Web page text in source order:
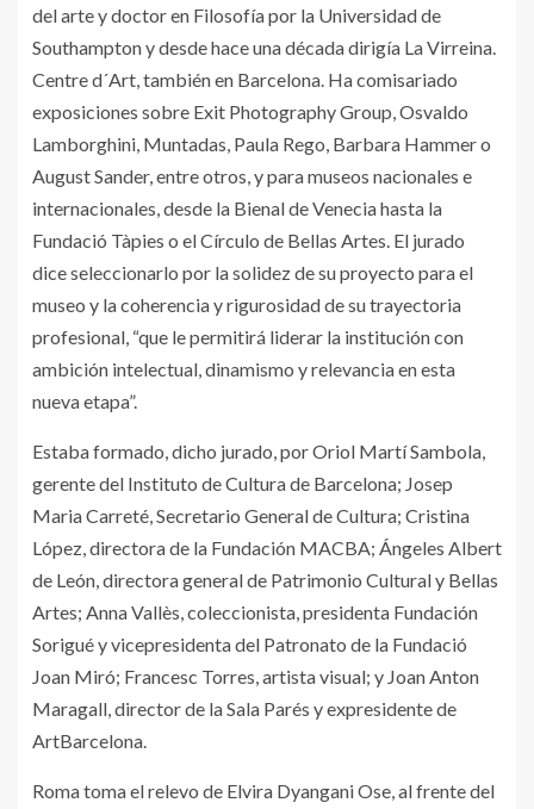
del arte y doctor en Filosofía por la Universidad de
Southampton y desde hace una década dirigía La Virreina.
Centre d´Art, también en Barcelona. Ha comisariado
exposiciones sobre Exit Photography Group, Osvaldo
Lamborghini, Muntadas, Paula Rego, Barbara Hammer o
August Sander, entre otros, y para museos nacionales e
internacionales, desde la Bienal de Venecia hasta la
Fundació Tàpies o el Círculo de Bellas Artes. El jurado
dice seleccionarlo por la solidez de su proyecto para el
museo y la coherencia y rigurosidad de su trayectoria
profesional, “que le permitirá liderar la institución con
ambición intelectual, dinamismo y relevancia en esta
nueva etapa”.
Estaba formado, dicho jurado, por Oriol Martí Sambola,
gerente del Instituto de Cultura de Barcelona; Josep
Maria Carreté, Secretario General de Cultura; Cristina
López, directora de la Fundación MACBA; Ángeles Albert
de León, directora general de Patrimonio Cultural y Bellas
Artes; Anna Vallès, coleccionista, presidenta Fundación
Sorigué y vicepresidenta del Patronato de la Fundació
Joan Miró; Francesc Torres, artista visual; y Joan Anton
Maragall, director de la Sala Parés y expresidente de
ArtBarcelona.
Roma toma el relevo de Elvira Dyangani Ose, al frente del